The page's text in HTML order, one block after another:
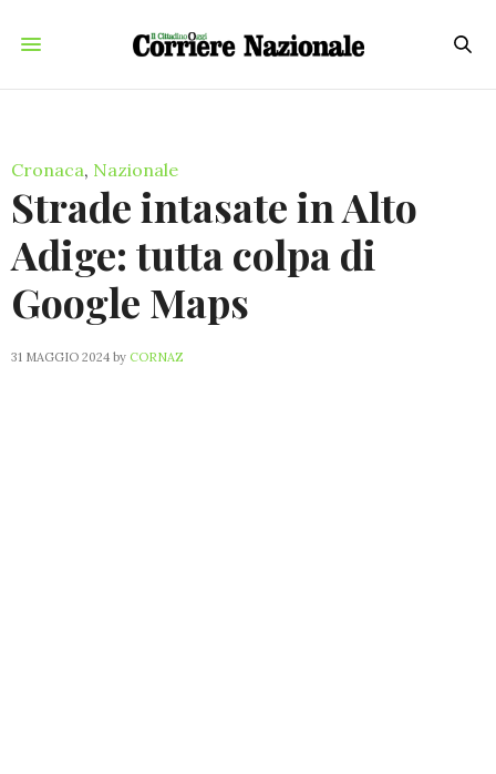
Cronaca, Nazionale
Strade intasate in Alto
Adige: tutta colpa di
Google Maps
31 MAGGIO 2024 by CORNAZ